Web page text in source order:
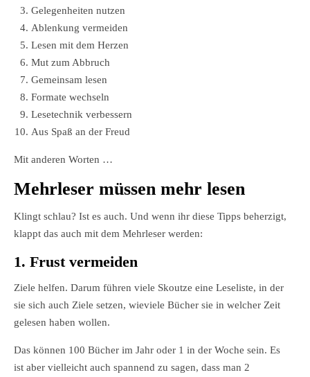
Gelegenheiten nutzen
Ablenkung vermeiden
Lesen mit dem Herzen
Mut zum Abbruch
Gemeinsam lesen
Formate wechseln
Lesetechnik verbessern
Aus Spaß an der Freud
Mit anderen Worten …
Mehrleser müssen mehr lesen
Klingt schlau? Ist es auch. Und wenn ihr diese Tipps beherzigt,
klappt das auch mit dem Mehrleser werden:
1. Frust vermeiden
Ziele helfen. Darum führen viele Skoutze eine Leseliste, in der
sie sich auch Ziele setzen, wieviele Bücher sie in welcher Zeit
gelesen haben wollen.
Das können 100 Bücher im Jahr oder 1 in der Woche sein. Es
ist aber vielleicht auch spannend zu sagen, dass man 2